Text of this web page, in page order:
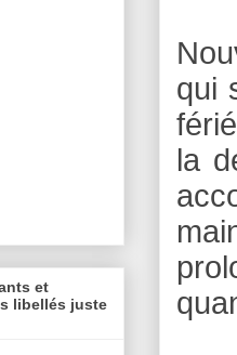
qui
la
et
libellés juste